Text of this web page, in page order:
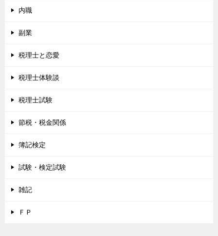
内職
副業
税理士と恋愛
税理士体験談
税理士試験
節税・税金関係
簿記検定
試験・検定試験
雑記
ＦＰ